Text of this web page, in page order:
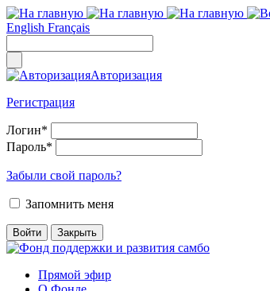
English Français
Авторизация
Регистрация
Логин*
Пароль*
Забыли свой пароль?
Запомнить меня
Прямой эфир